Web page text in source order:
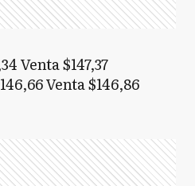
Venta $147,37
Venta $146,86